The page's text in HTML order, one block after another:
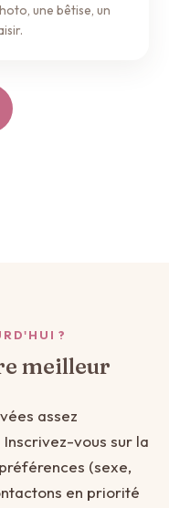
une bêtise, un
?
meilleur
assez
vous sur la
(sexe,
en priorité